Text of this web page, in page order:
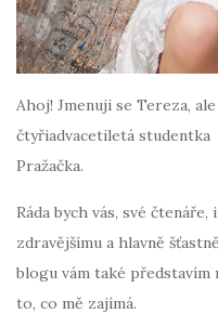
Ahoj! Jmenuji se Tereza,
čtyřiadvacetiletá studentka
Pražačka.
Ráda bych vás, své
zdravějšímu a hlavně
blogu vám také představím
to, co mě zajímá.